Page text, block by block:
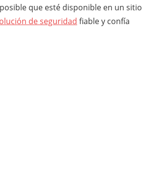
que esté disponible en un sitio
de seguridad fiable y confía